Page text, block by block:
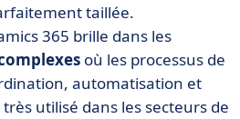
taillée.
365 brille dans les
où les processus de
automatisation et
utilisé dans les secteurs de